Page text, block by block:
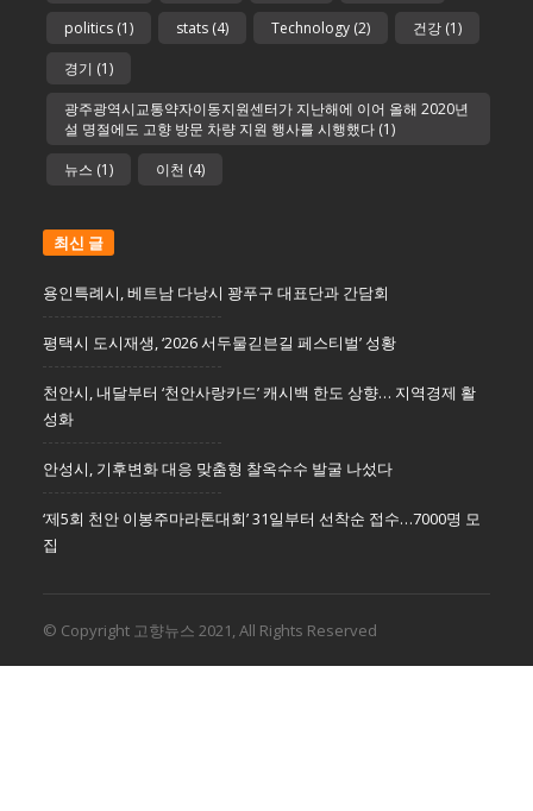
politics (1) stats (4) Technology (2) 건강 (1)
경기 (1)
광주광역시교통약자이동지원센터가 지난해에 이어 올해 2020년
설 명절에도 고향 방문 차량 지원 행사를 시행했다 (1)
뉴스 (1) 이천 (4)
최신 글
용인특례시, 베트남 다낭시 꽝푸구 대표단과 간담회
평택시 도시재생, ‘2026 서두물긷븐길 페스티벌’ 성황
천안시, 내달부터 ‘천안사랑카드’ 캐시백 한도 상향… 지역경제 활
성화
안성시, 기후변화 대응 맞춤형 찰옥수수 발굴 나섰다
‘제5회 천안 이봉주마라톤대회’ 31일부터 선착순 접수…7000명 모
집
© Copyright 고향뉴스 2021, All Rights Reserved